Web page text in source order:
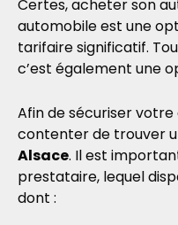
Certes, acheter son
automobile est une
tarifaire significatif.
c’est également une
Afin de sécuriser
contenter de trouver
Alsace. Il est
prestataire, lequel
dont :